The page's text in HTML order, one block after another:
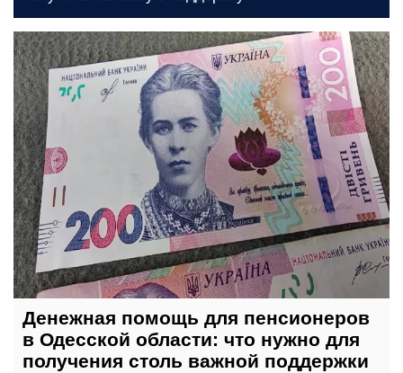
сегодня, 23:00
Денежная помощь для пенсионеров
в Одесской области: что нужно для
получения столь важной поддержки